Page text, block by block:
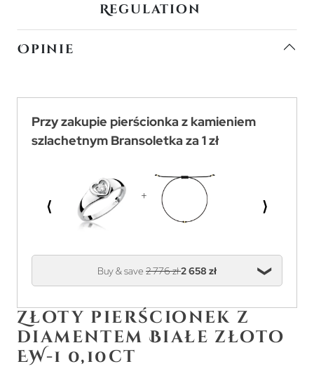
Regulation
Opinie
Przy zakupie pierścionka z kamieniem
szlachetnym Bransoletka za 1 zł
⟨ ⟩
Buy & save 2 776 zł2 658 zł
Złoty pierścionek z
diamentem Białe złoto
EW-1 0,10ct